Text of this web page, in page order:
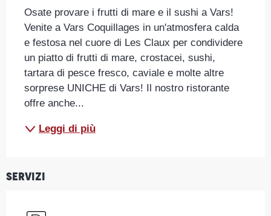
Osate provare i frutti di mare e il sushi a Vars!
Venite a Vars Coquillages in un'atmosfera calda
e festosa nel cuore di Les Claux per condividere
un piatto di frutti di mare, crostacei, sushi,
tartara di pesce fresco, caviale e molte altre
sorprese UNICHE di Vars! Il nostro ristorante
offre anche...
Leggi di più
Servizi